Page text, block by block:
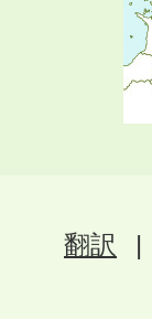
翻訳